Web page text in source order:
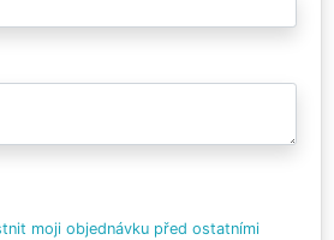
moji objednávku před ostatními